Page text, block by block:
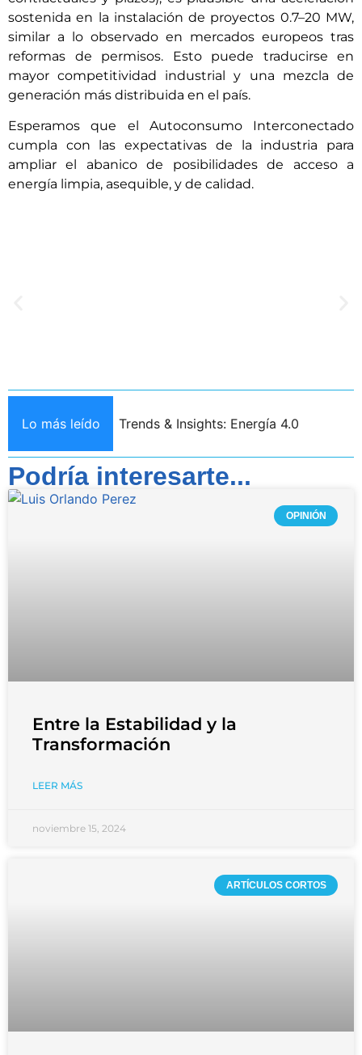
sostenida en la instalación de proyectos 0.7–20 MW,
similar a lo observado en mercados europeos tras
reformas de permisos. Esto puede traducirse en
mayor competitividad industrial y una mezcla de
generación más distribuida en el país.
Esperamos que el Autoconsumo Interconectado
cumpla con las expectativas de la industria para
ampliar el abanico de posibilidades de acceso a
energía limpia, asequible, y de calidad.
Lo más leído Trends & Insights: Energía 4.0
Podría interesarte...
OPINIÓN
Entre la Estabilidad y la
Transformación
LEER MÁS
noviembre 15, 2024
ARTÍCULOS CORTOS